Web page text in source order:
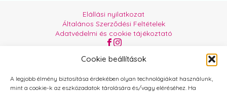
Cookie beállítások
A legjobb élmény biztosítása érdekében olyan technológiákat használunk,
mint a cookie-k az eszközadatok tárolására és/vagy eléréséhez. Ha
Elállási nyilatkozat
Általános Szerződési Feltételek
Adatvédelmi és cookie tájékoztató